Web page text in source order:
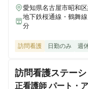
訪問看護ステーション
東京都江戸川区瑞江二丁目2-
愛知県名古屋市昭和
地下鉄桜通線・鶴舞
分
訪問看護 日勤のみ 週
訪問看護ステー
正看護師パート・